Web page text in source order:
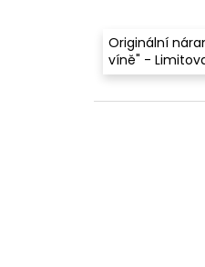
Originální
víně" -